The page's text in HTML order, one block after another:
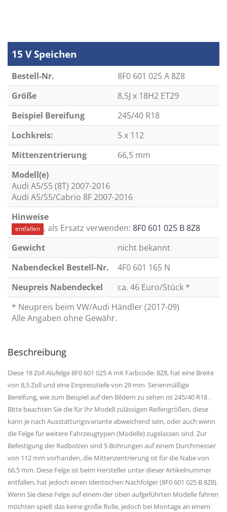
15 V Speichen
Bestell-Nr.
8F0 601 025 A 8Z8
Größe
8,5J x 18H2 ET29
Beispiel Bereifung
245/40 R18
Lochkreis:
5 x 112
Mittenzentrierung
66,5 mm
Modell(e)
Audi A5/S5 (8T) 2007-2016
Audi A5/S5/Cabrio 8F 2007-2016
Hinweise
entfallen , als Ersatz verwenden:8F0 601 025 B 8Z8
Gewicht
nicht bekannt
Nabendeckel Bestell-Nr.
4F0 601 165 N
Neupreis Nabendeckel
ca. 46 Euro/Stück *
* Neupreis beim VW/Audi Händler (2017-09)
Alle Angaben ohne Gewähr.
Beschreibung
Diese 18 Zoll Alufelge 8F0 601 025 A mit Farbcode: 8Z8, hat eine Breite
von 8,5 Zoll und eine Einpresstiefe von 29 mm. Serienmäßige
Bereifung, wie zum Beispiel auf den Bildern zu sehen ist 245/40 R18 .
Bitte beachten Sie die für Ihr Modell zulässigen Reifengrößen, diese
kann je nach Ausstattungsvariante abweichend sein, oder auch wenn
die Felge für weitere Fahrzeugtypen (Modelle) zugelassen sind. Zur
Befestigung der Radbolzen sind 5 Bohrungen auf einem Durchmesser
von 112 mm vorhanden, die Mittenzentrierung ist für die Nabe von
66,5 mm. Diese Felge ist beim Hersteller unter dieser Artikelnummer
entfallen, hat jedoch einen identischen Nachfolger (8F0 601 025 B 8Z8).
Wenn Sie diese Felge auf einem der oben aufgeführten Modelle fahren
möchten spielt das keine große Rolle, jedoch bei Montage an einem